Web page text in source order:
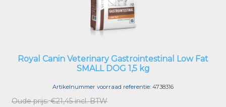
Royal Canin Veterinary Gastrointestinal Low Fat
SMALL DOG 1,5 kg
Artikelnummer voorraad referentie: 4738316
Oude prijs: €21,45 incl. BTW